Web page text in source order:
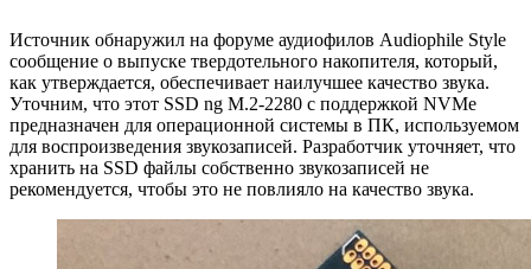
Источник обнаружил на форуме аудиофилов Audiophile Style
сообщение о выпуске твердотельного накопителя, который,
как утверждается, обеспечивает наилучшее качество звука.
Уточним, что этот SSD ng M.2-2280 с поддержкой NVMe
предназначен для операционной системы в ПК, используемом
для воспроизведения звукозаписей. Разработчик уточняет, что
хранить на SSD файлы собственно звукозаписей не
рекомендуется, чтобы это не повлияло на качество звука.